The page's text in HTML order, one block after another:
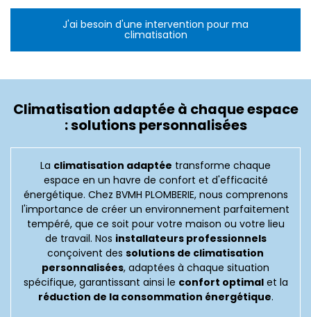
J'ai besoin d'une intervention pour ma
climatisation
Climatisation adaptée à chaque espace
: solutions personnalisées
La climatisation adaptée transforme chaque
espace en un havre de confort et d'efficacité
énergétique. Chez BVMH PLOMBERIE, nous comprenons
l'importance de créer un environnement parfaitement
tempéré, que ce soit pour votre maison ou votre lieu
de travail. Nos installateurs professionnels
conçoivent des solutions de climatisation
personnalisées, adaptées à chaque situation
spécifique, garantissant ainsi le confort optimalet la
réduction de la consommation énergétique.